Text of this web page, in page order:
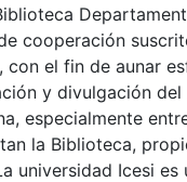
cooperación
con el fin de aunar
y divulgación
especialmente
la Biblioteca,
universidad Icesi